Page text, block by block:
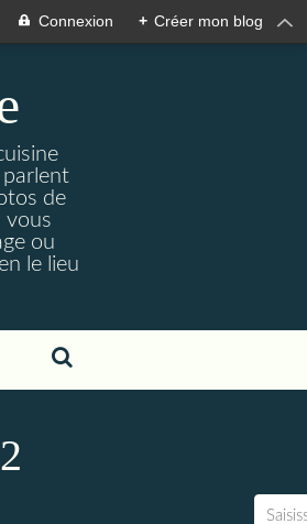
Connexion + Créer mon blog
parlent
de
vous
ou
le lieu